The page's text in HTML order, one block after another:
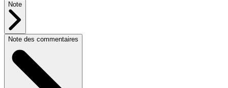
Note
Note des commentaires